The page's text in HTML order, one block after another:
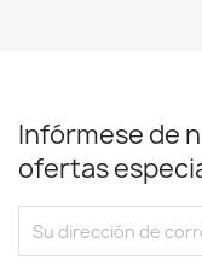
Infórmese de
ofertas